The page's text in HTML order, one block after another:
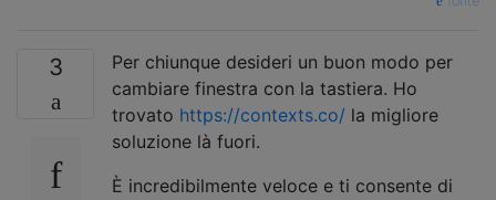
3
Per chiunque desideri un buon modo per
cambiare finestra con la tastiera. Ho
trovato https://contexts.co/ la migliore
soluzione là fuori.
È incredibilmente veloce e ti consente di